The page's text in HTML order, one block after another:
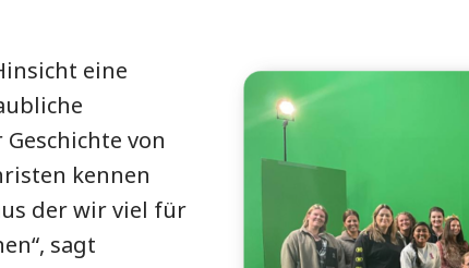
eine
von
kennen
der wir viel für
sagt